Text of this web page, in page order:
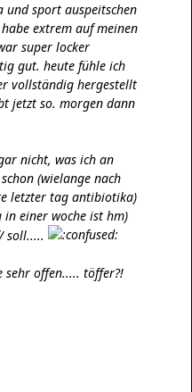
sport auspeitschen
extrem auf meinen
super locker
gut. heute fühle ich
vollständig hergestellt
jetzt so. morgen dann
nicht, was ich an
(wielange nach
letzter tag antibiotika)
in einer woche ist hm)
soll.....
sehr offen..... töffer?!